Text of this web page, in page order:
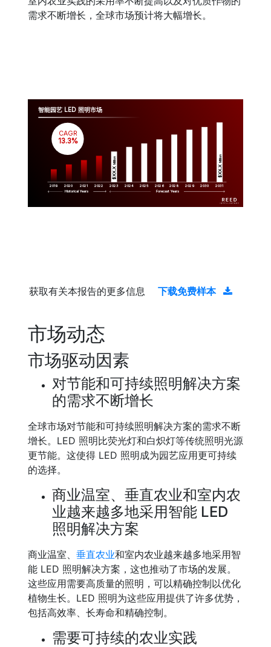
需求不断增长，全球市场预计将大幅增长。
智能园艺 LED 照明市场
2019 2020 2021 2022 2023 2024 2025 2026 2028 2029 2030 2031
$XX.X
Million
$XX.X
Million
CAGR
13.3%
Historical Years Forecast Years
获取有关本报告的更多信息 下载免费样本
市场动态
市场驱动因素
对节能和可持续照明解决方案
的需求不断增长
全球市场对节能和可持续照明解决方案的需求不断
增长。LED 照明比荧光灯和白炽灯等传统照明光源
更节能。这使得 LED 照明成为园艺应用更可持续
的选择。
商业温室、垂直农业和室内农
业越来越多地采用智能 LED
照明解决方案
商业温室、 垂直农业和室内农业越来越多地采用智
能 LED 照明解决方案，这也推动了市场的发展。
这些应用需要高质量的照明，可以精确控制以优化
植物生长。LED 照明为这些应用提供了许多优势，
包括高效率、长寿命和精确控制。
需要可持续的农业实践